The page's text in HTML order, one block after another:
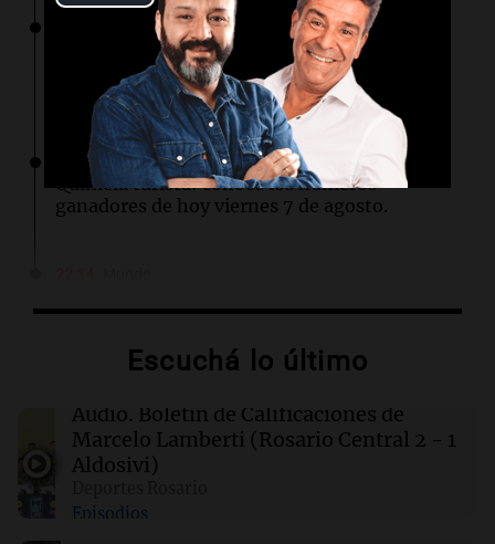
Video
Deportes Rosario
¡Gritalo, Canalla! Reviví los goles de Rosario
Central en la victoria ante Aldosivi
Emmanuel Greco
22:15 Sociedad
Quiniela turista: conocé los números
ganadores de hoy viernes 7 de agosto.
investigados por el asesinato de cinco
22:03 Tecnología
OpenAI frena el desarrollo de su modelo Astra
por preocupaciones de ciberseguridad
22:03 Tecnología
Escuchá lo último
Audio. Boletín de Calificaciones de
Marcelo Lamberti (Rosario Central 2 - 1
Aldosivi)
Episodios